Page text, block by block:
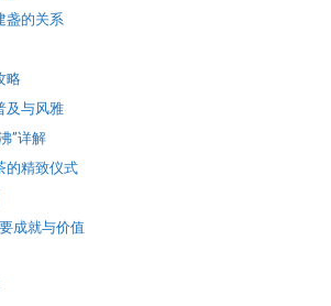
盏的关系
略
及与风雅
”详解
的精致仪式
成就与价值